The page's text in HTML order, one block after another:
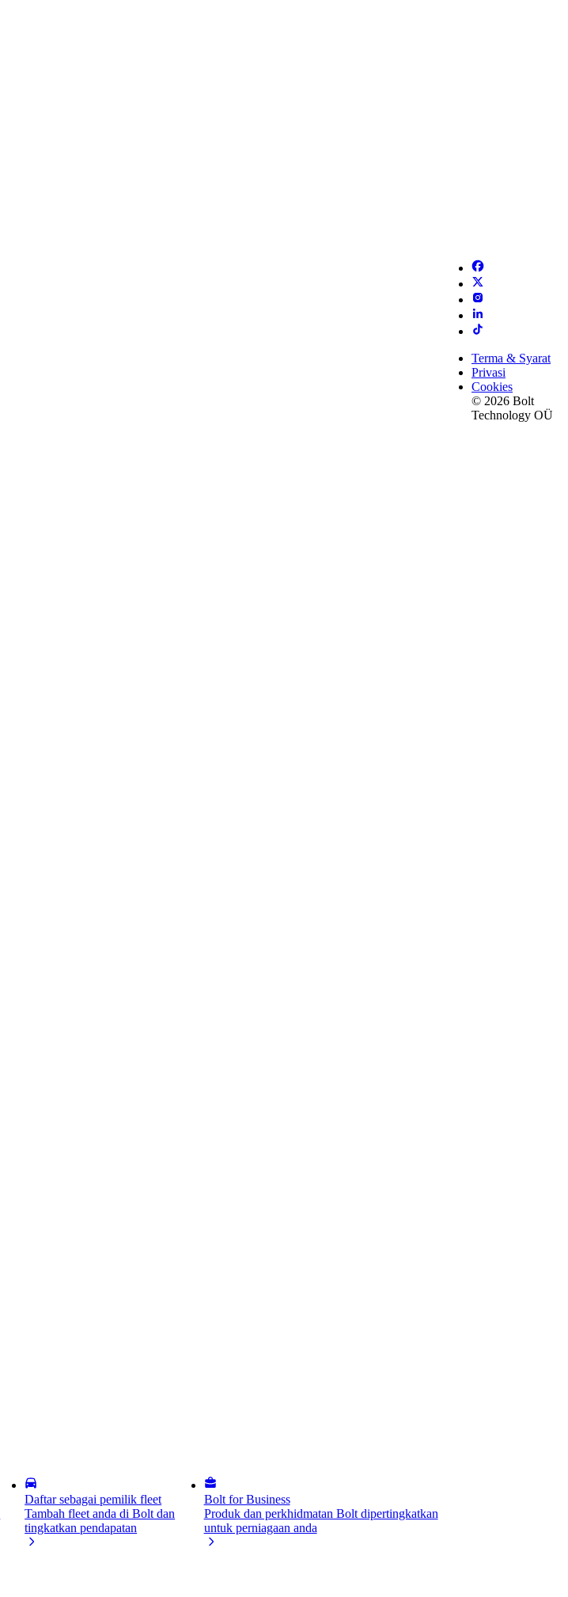
Daftar sebagai pemilik fleet
Tambah fleet anda di Bolt dan
tingkatkan pendapatan
Bolt for Business
Produk dan perkhidmatan Bolt dipertingkatkan
untuk perniagaan anda
Terma & Syarat
Privasi
Cookies
© 2026 Bolt
Technology OÜ